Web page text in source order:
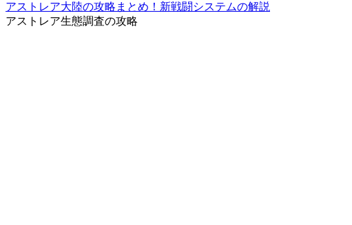
アストレア大陸の攻略まとめ！新戦闘システムの解説
アストレア生態調査の攻略